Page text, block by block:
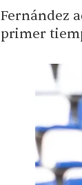
Fernández
primer